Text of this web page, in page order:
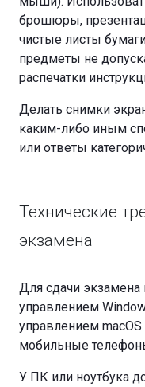
брошюры,
чистые листы
предметы не
распечатки
Делать снимки
каким-либо иным
или ответы
Технические
экзамена
Для сдачи экзамена
управлением
управлением
мобильные
У ПК или ноутбука